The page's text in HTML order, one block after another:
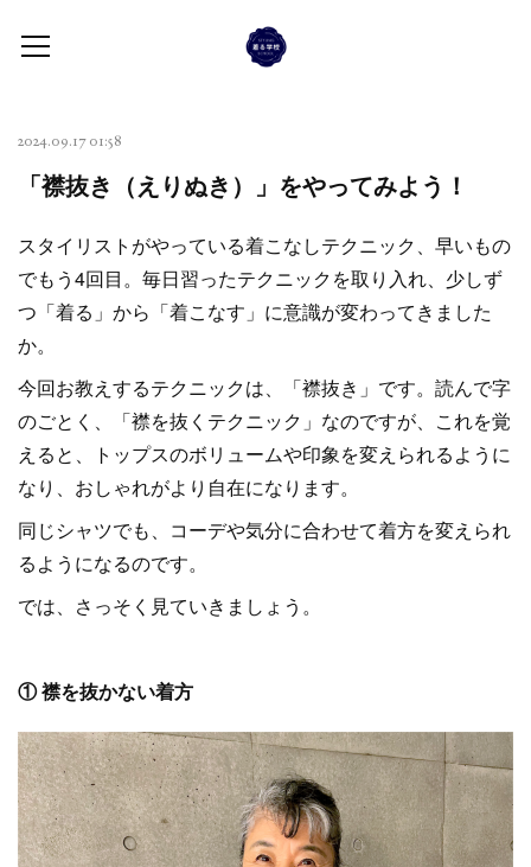
2024.09.17 01:58
「襟抜き（えりぬき）」をやってみよう！
スタイリストがやっている着こなしテクニック、早いもの
でもう4回目。毎日習ったテクニックを取り入れ、少しず
つ「着る」から「着こなす」に意識が変わってきました
か。
今回お教えするテクニックは、「襟抜き」です。読んで字
のごとく、「襟を抜くテクニック」なのですが、これを覚
えると、トップスのボリュームや印象を変えられるように
なり、おしゃれがより自在になります。
同じシャツでも、コーデや気分に合わせて着方を変えられ
るようになるのです。
では、さっそく見ていきましょう。
① 襟を抜かない着方